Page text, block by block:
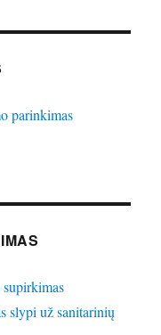
parinkimas
slypi už sanitarinių